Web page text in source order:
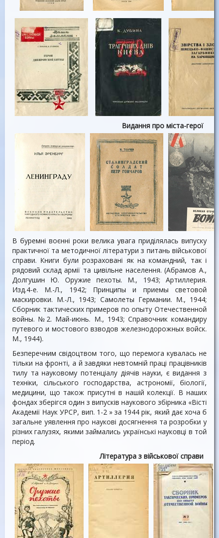
Видання про міста-герої
В буремні воєнні роки велика увага приділялась випуску
практичної та методичної літератури з питань військової
справи. Книги були розраховані як на командний, так і
рядовий склад армії та цивільне населення. (Абрамов А.,
Долгушин Ю. Оружие пехоты. М., 1943; Артиллерия.
Изд.4-е. М.-Л., 1942; Принципы и приемы световой
маскировки. М.-Л., 1943; Самолеты Германии. М., 1944;
Сборник тактических примеров по опыту Отечественной
войны. №2. Май-июнь. М., 1943; Справочник командиру
путевого и мостового взводов железнодорожных войск.
М., 1944).
Безперечним свідоцтвом того, що перемога кувалась не
тільки на фронті, а й завдяки невтомній праці працівників
тилу та науковому потенціалу діячів науки, є видання з
техніки, сільського господарства, астрономії, біології,
медицини, що також присутні в нашій колекції. В наших
фондах зберігся один з випусків наукового збірника «Вісті
Академії Наук УРСР, вип. 1-2 » за 1944 рік, який дає хоча б
загальне уявлення про наукові досягнення та розробки у
різних галузях, якими займались українські науковці в той
період.
Література з військової справи